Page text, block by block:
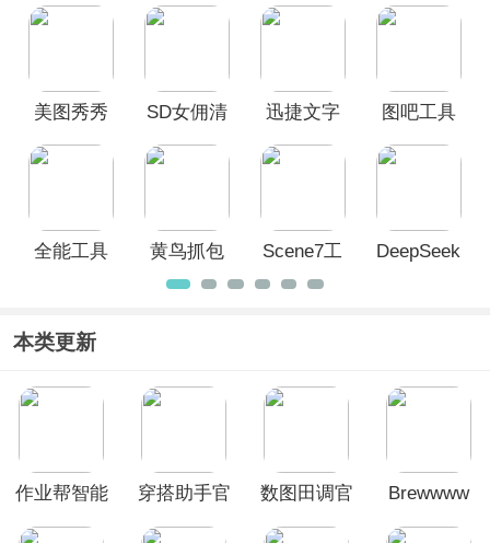
美图秀秀
SD女佣清
具(SD
迅捷文字
图吧工具
全能工具
黄鸟抓包
App
Scene7工
具箱
DeepSeek
本类更新
作业帮智能
穿搭助手官
数图田调官
Brewwww